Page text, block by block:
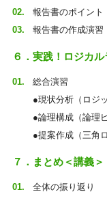
報告書のポイント
報告書の作成演習
６．実践！ロジカ
総合演習
●現状分析（ロジ
●論理構成（論理
●提案作成（三角
７．まとめ＜講義＞
全体の振り返り